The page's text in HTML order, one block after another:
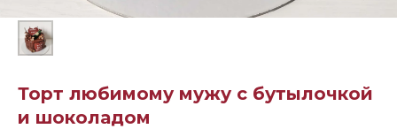
Торт любимому мужу с бутылочкой
и шоколадом